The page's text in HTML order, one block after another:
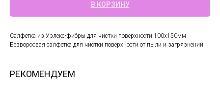
В КОРЗИНУ
Салфетка из Узлекс-фибры для чистки поверхности 100x150мм
Безворсовая салфетка для чистки поверхности от пыли и загрязнений
РЕКОМЕНДУЕМ